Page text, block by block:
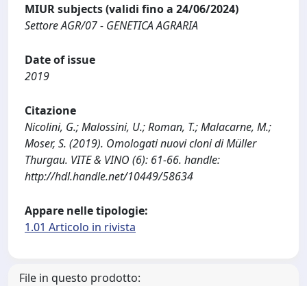
MIUR subjects (validi fino a 24/06/2024)
Settore AGR/07 - GENETICA AGRARIA
Date of issue
2019
Citazione
Nicolini, G.; Malossini, U.; Roman, T.; Malacarne, M.;
Moser, S. (2019). Omologati nuovi cloni di Müller
Thurgau. VITE & VINO (6): 61-66. handle:
http://hdl.handle.net/10449/58634
Appare nelle tipologie:
1.01 Articolo in rivista
File in questo prodotto: